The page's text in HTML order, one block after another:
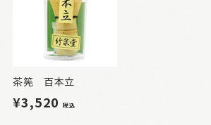
茶筅 百本立
¥3,520税込